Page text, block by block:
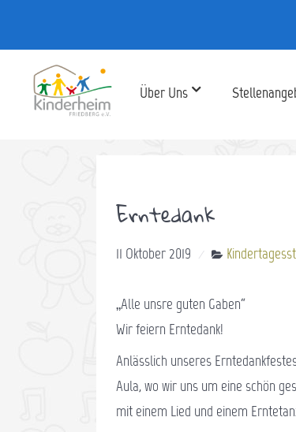
Über Uns
Erntedank
11 Oktober 2019
„Alle unsre guten Gaben“
Wir feiern Erntedank!
Anlässlich unseres
Aula, wo wir uns um eine schön
mit einem Lied und einem